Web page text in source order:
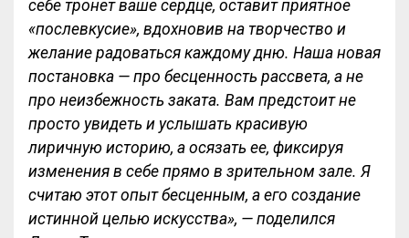
себе тронет ваше сердце, оставит приятное
«послевкусие», вдохновив на творчество и
желание радоваться каждому дню. Наша новая
постановка — про бесценность рассвета, а не
про неизбежность заката. Вам предстоит не
просто увидеть и услышать красивую
лиричную историю, а осязать ее, фиксируя
изменения в себе прямо в зрительном зале. Я
считаю этот опыт бесценным, а его создание
истинной целью искусства», — поделился